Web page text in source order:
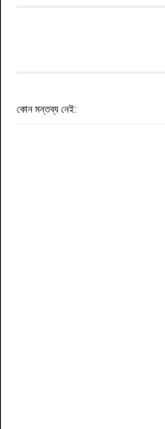
কোন মন্তব্য নেই: